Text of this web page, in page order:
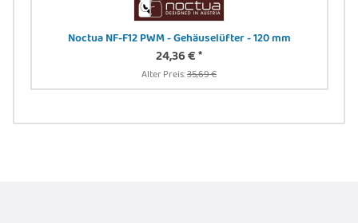
Noctua NF-F12 PWM - Gehäuselüfter - 120 mm
24,36 €*
Alter Preis:35,69 €